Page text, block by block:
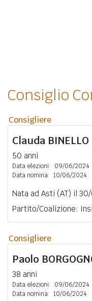
Consiglio
Consigliere
Clauda BINELLO
50 anni
Data elezioni:
09/06/2024
Data nomina: 10/06/2024
Nata ad Asti (AT) il
Partito/Coalizione:
Consigliere
Paolo
38 anni
Data elezioni:
09/06/2024
Data nomina: 10/06/2024